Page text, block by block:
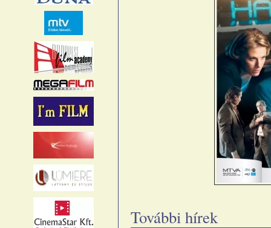
További hírek